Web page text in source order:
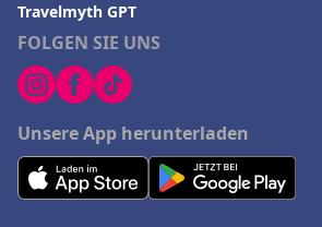
FOLGEN SIE UNS
Unsere App herunterladen
Travelmyth GPT